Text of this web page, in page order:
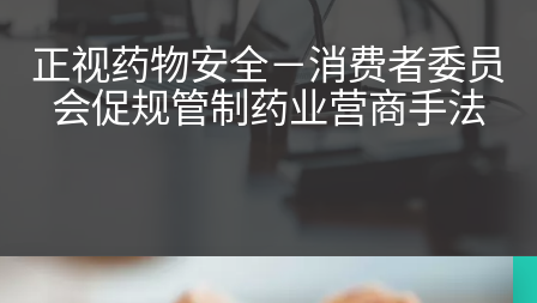
正视药物安全－消费者委员
会促规管制药业营商手法